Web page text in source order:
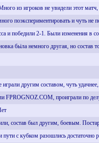
из игроков не увидели этот
поэкспериментировать и чуть не
и победили 2-1. Были изменения в
бьіла немного другая, но
играли другим составом, чуть
FPROGNOZ.COM, проиграли по
состав был другим, боевым.
с кубком разошлись достаточно